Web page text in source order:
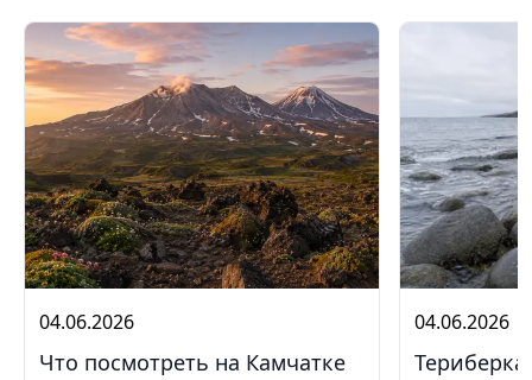
04.06.2026
Что посмотреть на Камчатке
04.06.2026